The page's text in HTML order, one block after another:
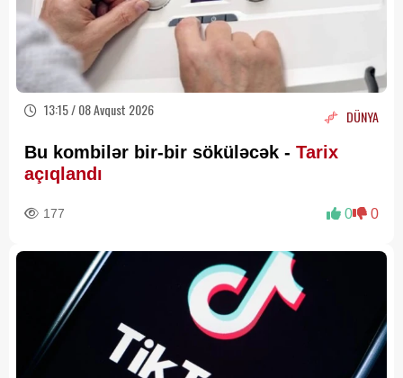
13:15 / 08 Avqust 2026 DÜNYA
Bu kombilər bir-bir söküləcək - Tarix
açıqlandı
177 0 0